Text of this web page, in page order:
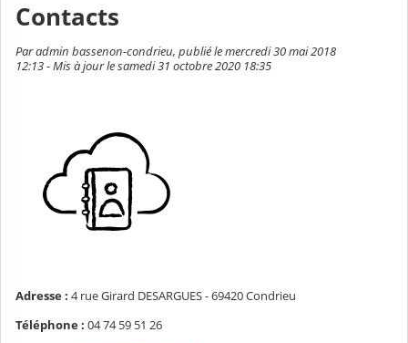
Contacts
Par admin bassenon-condrieu, publié le mercredi 30 mai 2018
12:13 - Mis à jour le samedi 31 octobre 2020 18:35
Adresse : 4 rue Girard DESARGUES - 69420 Condrieu
Téléphone : 04 74 59 51 26